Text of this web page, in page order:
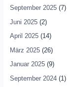
September 2025(7)
Juni 2025(2)
April 2025(14)
März 2025(26)
Januar 2025(9)
September 2024(1)